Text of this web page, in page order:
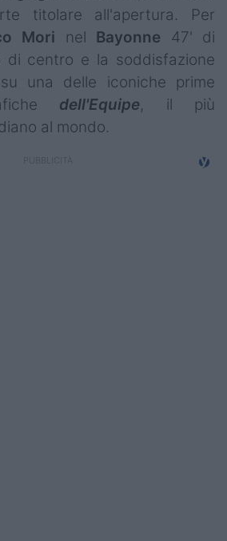
titolare all'apertura. Per
Mori nel Bayonne 47' di
di centro e la soddisfazione
una delle iconiche prime
dell'Equipe, il più
al mondo.